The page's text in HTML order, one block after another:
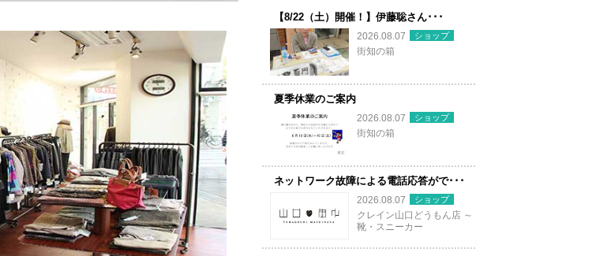
【8/22（土）開催！】伊藤聡さん･･･
2026.08.07
ショップ
街知の箱
夏季休業のご案内
2026.08.07
ショップ
街知の箱
ネットワーク故障による電話応答がで･･･
2026.08.07
ショップ
クレイン山口どうもん店 ～
靴・スニーカー